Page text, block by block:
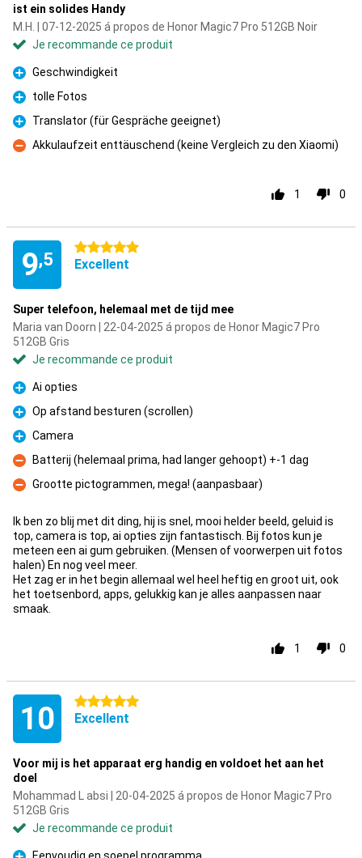
ist ein solides Handy
M.H. | 07-12-2025 á propos de Honor Magic7 Pro 512GB Noir
Je recommande ce produit
Pour
Geschwindigkeit
Pour
tolle Fotos
Pour
Translator (für Gespräche geeignet)
Contre
Akkulaufzeit enttäuschend (keine Vergleich zu den Xiaomi)
1 0
9,5
5 étoiles
Excellent
Super telefoon, helemaal met de tijd mee
Maria van Doorn | 22-04-2025 á propos de Honor Magic7 Pro
512GB Gris
Je recommande ce produit
Pour
Ai opties
Pour
Op afstand besturen (scrollen)
Pour
Camera
Contre
Batterij (helemaal prima, had langer gehoopt) +-1 dag
Contre
Grootte pictogrammen, mega! (aanpasbaar)
Ik ben zo blij met dit ding, hij is snel, mooi helder beeld, geluid is
top, camera is top, ai opties zijn fantastisch. Bij fotos kun je
meteen een ai gum gebruiken. (Mensen of voorwerpen uit fotos
halen) En nog veel meer.
Het zag er in het begin allemaal wel heel heftig en groot uit, ook
het toetsenbord, apps, gelukkig kan je alles aanpassen naar
smaak.
1 0
10 5 étoiles
Excellent
Voor mij is het apparaat erg handig en voldoet het aan het
doel
Mohammad L absi | 20-04-2025 á propos de Honor Magic7 Pro
512GB Gris
Je recommande ce produit